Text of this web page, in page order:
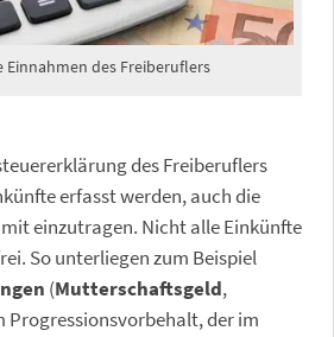
Einnahmen des Freiberuflers
des Freiberuflers
erfasst werden, auch die
einzutragen. Nicht alle Einkünfte
So unterliegen zum Beispiel
(Mutterschaftsgeld,
Progressionsvorbehalt, der im